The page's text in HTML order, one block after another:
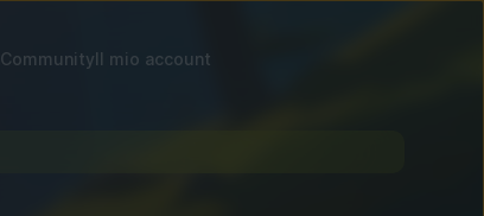
CommunityIl mio account